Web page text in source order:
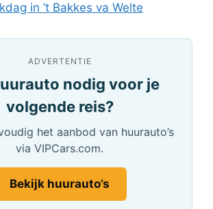
in ’t Bakkes va Welte
ADVERTENTIE
nodig voor je
volgende reis?
het aanbod van huurauto’s
via VIPCars.com.
Bekijk huurauto’s